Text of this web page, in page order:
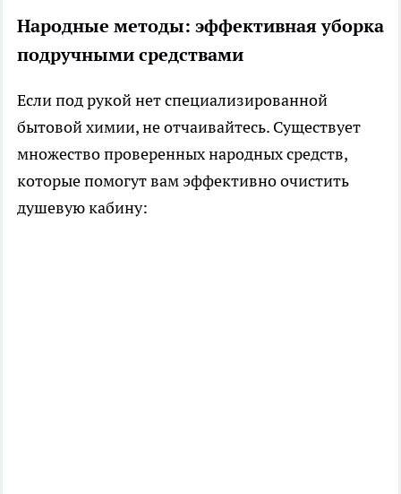
Народные методы: эффективная уборка
подручными средствами
Если под рукой нет специализированной
бытовой химии, не отчаивайтесь. Существует
множество проверенных народных средств,
которые помогут вам эффективно очистить
душевую кабину: